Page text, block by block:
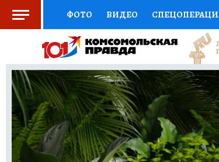
ФОТО ВИДЕО
СОЦПОДДЕРЖКА НАУКА
ВЫБОР ЭКСПЕРТОВ ДОКТОР
КНИЖНАЯ ПОЛКА ПРОГНОЗЫ
ПРЕСС-ЦЕНТР